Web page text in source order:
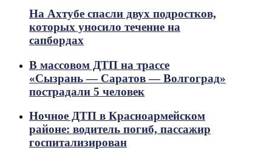
На Ахтубе спасли двух подростков,
которых уносило течение на
сапбордах
В массовом ДТП на трассе
«Сызрань — Саратов — Волгоград»
пострадали 5 человек
Ночное ДТП в Красноармейском
районе: водитель погиб, пассажир
госпитализирован